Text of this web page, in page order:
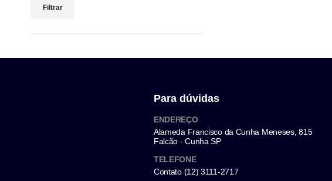
Filtrar
Para dúvidas
ENDEREÇO
Alameda Francisco da Cunha Meneses, 815
Falcão - Cunha SP
TELEFONE
Contato (12) 3111-2717